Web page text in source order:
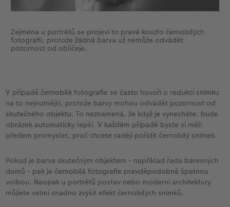
Zejména u portrétů se projeví to pravé kouzlo černobílých
fotografií, protože žádná barva už nemůže odvádět
pozornost od obličeje.
V případě černobílé fotografie se často hovoří o redukci snímku
na to nejnutnější, protože barvy mohou odvádět pozornost od
skutečného objektu. To neznamená, že když je vynecháte, bude
obrázek automaticky lepší. V každém případě byste si měli
předem promyslet, proč chcete raději pořídit černobílý snímek.
Pokud je barva skutečným objektem - například řada barevných
domů - pak je černobílá fotografie pravděpodobně špatnou
volbou. Naopak u portrétů postav nebo moderní architektury
můžete velmi snadno zvýšit efekt černobílých snímků.